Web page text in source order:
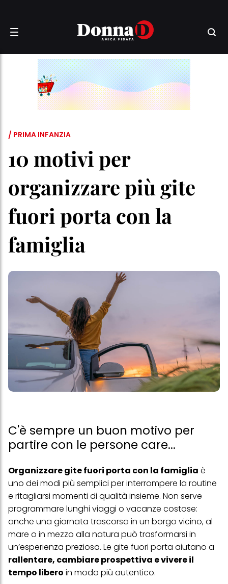
/ PRIMA INFANZIA
10 motivi per
organizzare più gite
fuori porta con la
famiglia
C'è sempre un buon motivo per
partire con le persone care...
Organizzare gite fuori porta con la famiglia è
uno dei modi più semplici per interrompere la routine
e ritagliarsi momenti di qualità insieme. Non serve
programmare lunghi viaggi o vacanze costose:
anche una giornata trascorsa in un borgo vicino, al
mare o in mezzo alla natura può trasformarsi in
un’esperienza preziosa. Le gite fuori porta aiutano a
rallentare, cambiare prospettiva e vivere il
tempo libero in modo più autentico.